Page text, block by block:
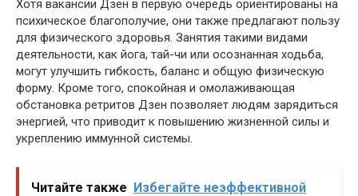
Хотя вакансии Дзен в первую очередь ориентированы на
психическое благополучие, они также предлагают пользу
для физического здоровья. Занятия такими видами
деятельности, как йога, тай-чи или осознанная ходьба,
могут улучшить гибкость, баланс и общую физическую
форму. Кроме того, спокойная и омолаживающая
обстановка ретритов Дзен позволяет людям зарядиться
энергией, что приводит к повышению жизненной силы и
укреплению иммунной системы.
Читайте также Избегайте неэффективной